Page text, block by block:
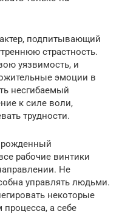
подпитывающий
страстность.
уязвимость, и
эмоции в
несгибаемый
к силе воли,
трудности.
рабочие винтики
Не
управлять людьми.
некоторые
а себе